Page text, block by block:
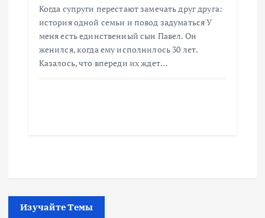
Когда супруги перестают замечать друг друга:
история одной семьи и повод задуматься У
меня есть единственный сын Павел. Он
женился, когда ему исполнилось 30 лет.
Казалось, что впереди их ждет…
Изучайте Темы